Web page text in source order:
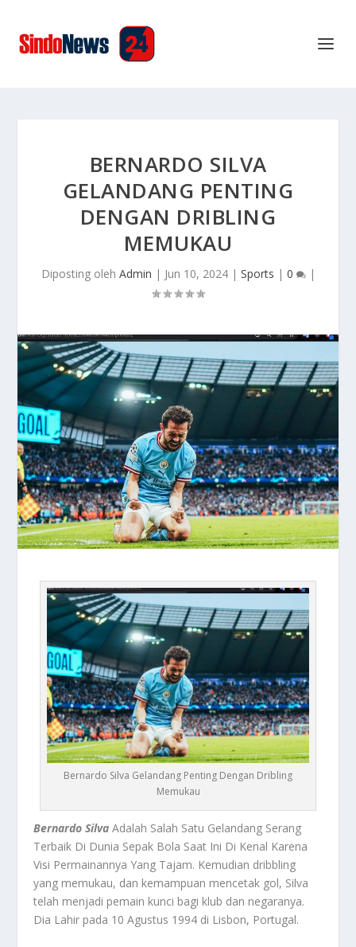
BERNARDO SILVA
GELANDANG PENTING
DENGAN DRIBLING
MEMUKAU
Diposting oleh Admin | Jun 10, 2024| Sports | 0 |
Bernardo Silva Gelandang Penting Dengan Dribling
Memukau
Bernardo Silva Adalah Salah Satu Gelandang Serang
Terbaik Di Dunia Sepak Bola Saat Ini Di Kenal Karena
Visi Permainannya Yang Tajam. Kemudian dribbling
yang memukau, dan kemampuan mencetak gol, Silva
telah menjadi pemain kunci bagi klub dan negaranya.
Dia Lahir pada 10 Agustus 1994 di Lisbon, Portugal.